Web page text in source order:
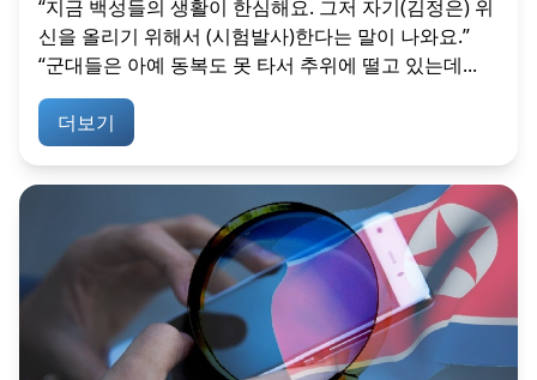
“지금 백성들의 생활이 한심해요. 그저 자기(김정은) 위
신을 올리기 위해서 (시험발사)한다는 말이 나와요.”
“군대들은 아예 동복도 못 타서 추위에 떨고 있는데...
더보기